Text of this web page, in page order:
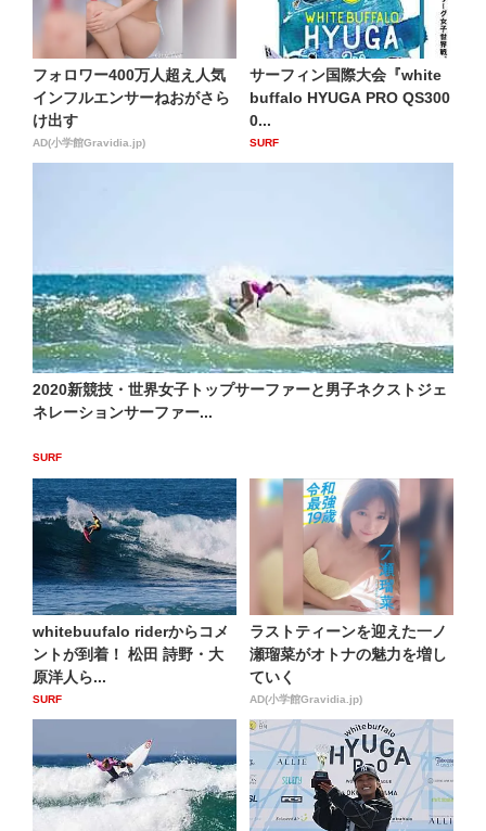
フォロワー400万人超え人気
インフルエンサーねおがさら
け出す
AD(小学館Gravidia.jp)
サーフィン国際大会『white
buffalo HYUGA PRO QS300
0...
SURF
2020新競技・世界女子トップサーファーと男子ネクストジェ
ネレーションサーファー...
SURF
whitebuufalo riderからコメ
ントが到着！ 松田 詩野・大
原洋人ら...
SURF
ラストティーンを迎えた一ノ
瀬瑠菜がオトナの魅力を増し
ていく
AD(小学館Gravidia.jp)